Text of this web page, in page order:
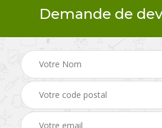
Demande de